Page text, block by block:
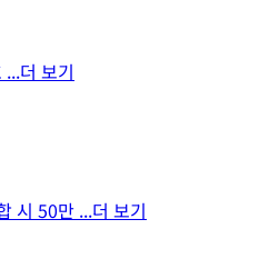
...더 보기
시 50만 ...더 보기